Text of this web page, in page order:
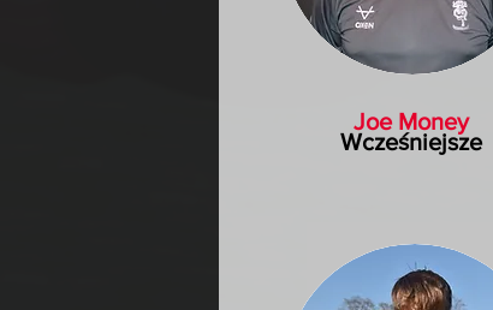
Joe Money
Wcześniejsze